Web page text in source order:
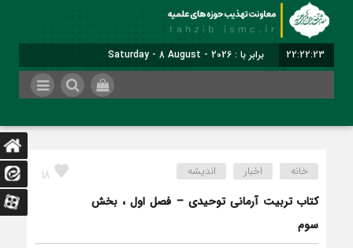
22:22:25 برابر با : Saturday - 8 August - 2026
18 خانه اخبار اندیشه
کتاب تربیت آرمانی توحیدی – فصل اول ، بخش
سوم